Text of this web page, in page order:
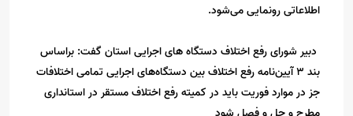
اطلاعاتی رونمایی می‌شود.
دبیر شورای رفع اختلاف دستگاه های اجرایی استان گفت: براساس
بند ۳ آیین‌نامه رفع اختلاف بین دستگاه‌های اجرایی تمامی اختلافات
جز در موارد فوریت باید در کمیته رفع اختلاف مستقر در استانداری